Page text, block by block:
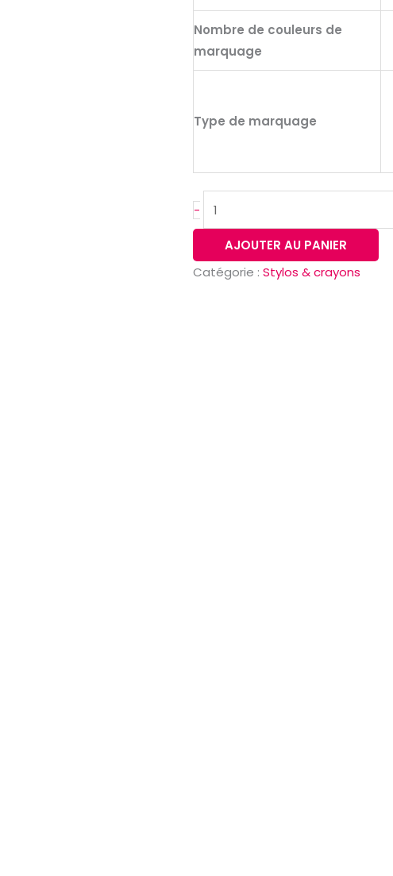
Nombre de couleurs de
marquage
Type de marquage
-
avec
clip
AJOUTER AU PANIER
Catégorie :Stylos & crayons